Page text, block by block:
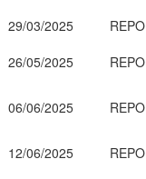
29/03/2025
26/05/2025
06/06/2025
12/06/2025